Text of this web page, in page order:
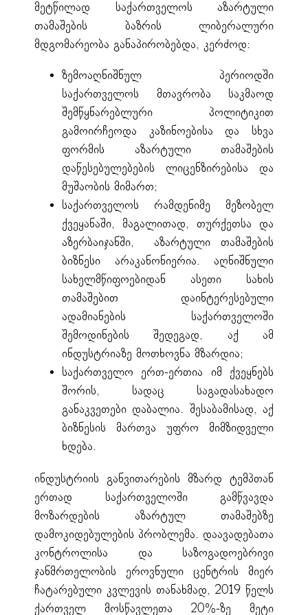
მეტწილად საქართველოს აზარტული
თამაშების ბაზრის ლიბერალური
მდგომარეობა განაპირობებდა, კერძოდ:
ზემოაღნიშნულ პერიოდში
საქართველოს მთავრობა საკმაოდ
შემწყნარებლური პოლიტიკით
გამოირჩეოდა კაზინოებისა და სხვა
ფორმის აზარტული თამაშების
დაწესებულებების ლიცენზირებისა და
მუშაობის მიმართ;
საქართველოს რამდენიმე მეზობელ
ქვეყანაში, მაგალითად, თურქეთსა და
აზერბაიჯანში, აზარტული თამაშების
ბიზნესი არაკანონიერია. აღნიშნული
სახელმწიფოებიდან ასეთი სახის
თამაშებით დაინტერესებული
ადამიანების საქართველოში
შემოდინების შედეგად, აქ ამ
ინდუსტრიაზე მოთხოვნა მზარდია;
საქართველო ერთ-ერთია იმ ქვეყნებს
შორის, სადაც საგადასახადო
განაკვეთები დაბალია. შესაბამისად, აქ
ბიზნესის მართვა უფრო მიმზიდველი
ხდება.
ინდუსტრიის განვითარების მზარდ ტემპთან
ერთად საქართველოში გამწვავდა
მოზარდების აზარტულ თამაშებზე
დამოკიდებულების პრობლემა. დაავადებათა
კონტროლისა და საზოგადოებრივი
ჯანმრთელობის ეროვნული ცენტრის მიერ
ჩატარებული კვლევის თანახმად, 2019 წელს
ქართველ მოსწავლეთა 20%-ზე მეტი